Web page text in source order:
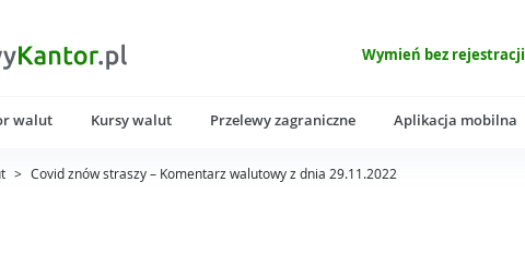
Wymień bez rejestracji
walut Kursy walut Przelewy zagraniczne Aplikacja mobilna
> Covid znów straszy – Komentarz walutowy z dnia 29.11.2022